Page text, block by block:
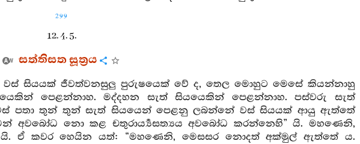
299
12. 4. 5.
සත්තිසත සූත්‍රය
වස් සියයක් ජීවත්වනසුලු පුරුෂයෙක් වේ ද, තෙල මොහුට මෙසේ කියන්නාහු
පෙළන්නාහ. මද්දහන සැත් සියයෙකින් පෙළන්නාහ. පස්වරු සැත්
පතා තුන් තුන් සැත් සියයෙන් පෙළනු ලබන්නේ වස් සියයක් ආයු ඇත්තේ
අවබෝධ නො කළ චතුරාර්‍ය්‍යසත්‍යය අවබෝධ කරන්නෙහි” යි. මහණෙනි,
ඒ කවර හෙයින යත්: “මහණෙනි, මෙසසර නොදත් අක්මුල් ඇත්තේ ය.